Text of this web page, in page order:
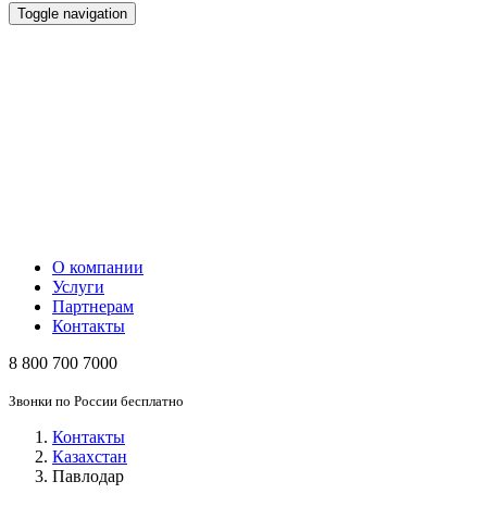
Toggle navigation
О компании
Услуги
Партнерам
Контакты
8 800 700 7000
Звонки по России бесплатно
Контакты
Казахстан
Павлодар